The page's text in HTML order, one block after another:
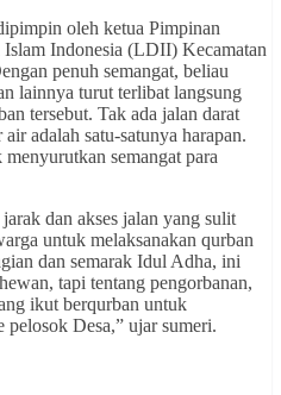
oleh ketua Pimpinan
Indonesia (LDII) Kecamatan
penuh semangat, beliau
lainnya turut terlibat langsung
tersebut. Tak ada jalan darat
adalah satu-satunya harapan.
semangat para
dan akses jalan yang sulit
untuk melaksanakan qurban
dan semarak Idul Adha, ini
tapi tentang pengorbanan,
ikut berqurban untuk
Desa,” ujar sumeri.